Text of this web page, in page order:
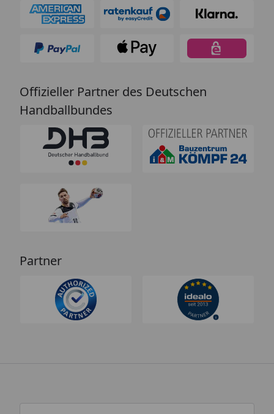
Offizieller Partner des Deutschen
Handballbundes
Partner